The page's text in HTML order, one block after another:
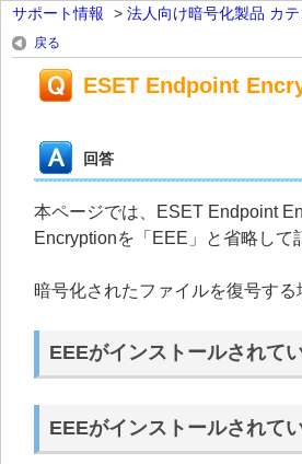
サポート情報 > 法人向け暗号化製品 カ
戻る
ESET Endpoint
回答
本ページでは、ESET Endpoint
Encryptionを「EEE」と省略して
暗号化されたファイルを復号す
EEEがインストールされて
EEEがインストールされて